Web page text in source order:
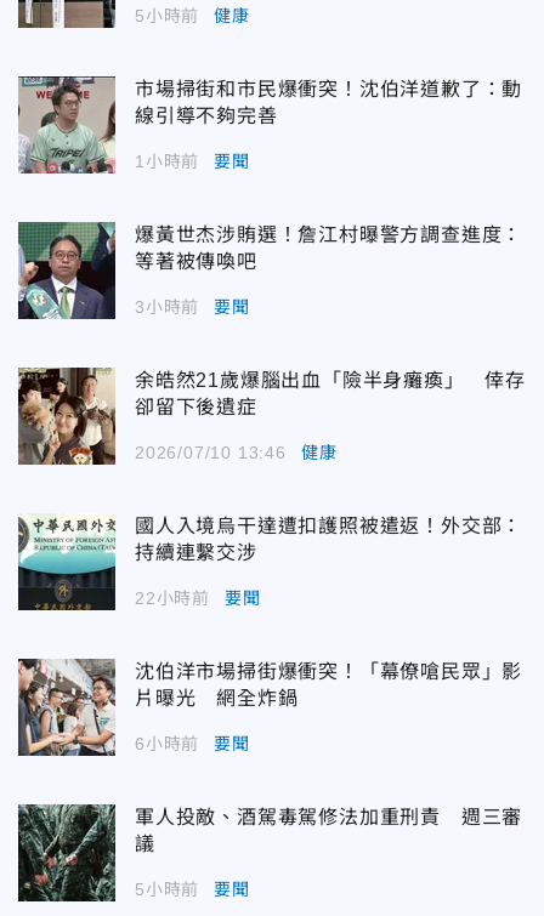
5小時前 健康
市場掃街和市民爆衝突！沈伯洋道歉了：動
線引導不夠完善
1小時前 要聞
爆黃世杰涉賄選！詹江村曝警方調查進度：
等著被傳喚吧
3小時前 要聞
余皓然21歲爆腦出血「險半身癱瘓」 倖存
卻留下後遺症
2026/07/10 13:46 健康
國人入境烏干達遭扣護照被遣返！外交部：
持續連繫交涉
22小時前 要聞
沈伯洋市場掃街爆衝突！「幕僚嗆民眾」影
片曝光 網全炸鍋
6小時前 要聞
軍人投敵、酒駕毒駕修法加重刑責 週三審
議
5小時前 要聞